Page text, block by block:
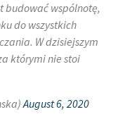
budować wspólnotę,
do wszystkich
W dzisiejszym
którymi nie stoi
August 6, 2020